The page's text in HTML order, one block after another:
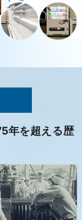
年を超える歴